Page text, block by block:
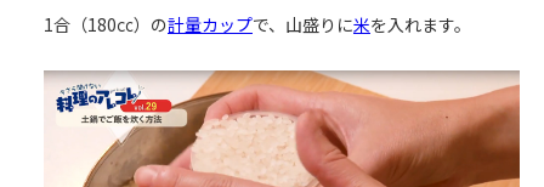
1合（180㏄）の計量カップで、山盛りに米を入れます。